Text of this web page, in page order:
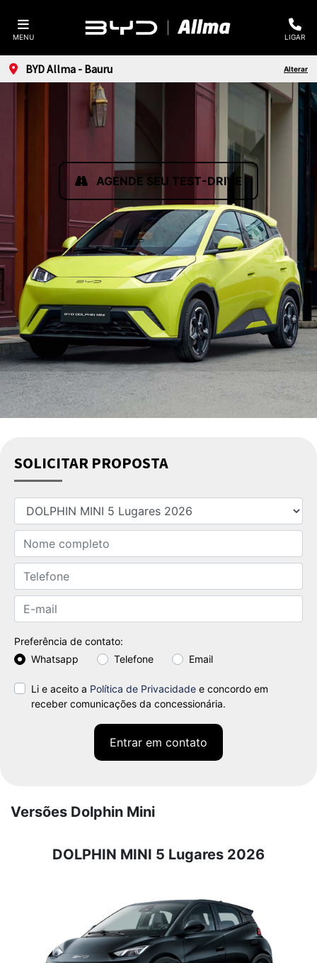
MENU LIGAR
BYD Allma - Bauru Alterar
SOLICITAR PROPOSTA
Preferência de contato:
Whatsapp
Telefone Email
Li e aceito a Política de Privacidade e concordo em
receber comunicações da concessionária.
Entrar em contato
AGENDE SEU TEST-DRIVE
Versões Dolphin Mini
DOLPHIN MINI 5 Lugares 2026